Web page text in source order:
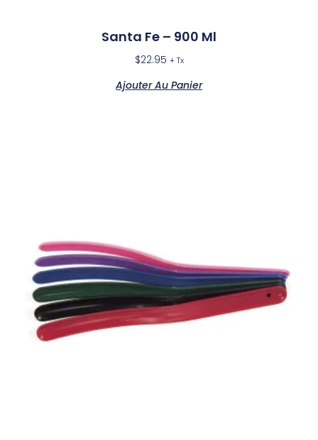
Santa Fe – 900 Ml
$22.95 + Tx
Ajouter Au Panier